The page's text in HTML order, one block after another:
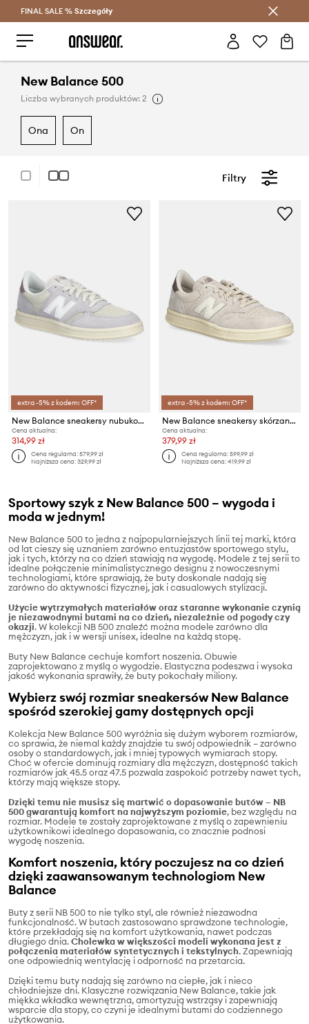
Oszczędzaj z Answear Club >
FINAL SALE % Szczegóły
New Balance 500
Liczba wybranych produktów: 2
ona on
Filtry
extra -5% z kodem: OFF*
New Balance sneakersy nubukowe CT500
Cena aktualna:
314,99 zł
Cena regularna:579,99 zł
Najniższa cena:329,99 zł
extra -5% z kodem: OFF*
New Balance sneakersy skórzane CT500
Cena aktualna:
379,99 zł
Cena regularna:599,99 zł
Najniższa cena:419,99 zł
Sportowy szyk z New Balance 500 – wygoda i
moda w jednym!
New Balance 500 to jedna z najpopularniejszych linii tej marki, która
od lat cieszy się uznaniem zarówno entuzjastów sportowego stylu,
jak i tych, którzy na co dzień stawiają na wygodę. Modele z tej serii to
idealne połączenie minimalistycznego designu z nowoczesnymi
technologiami, które sprawiają, że buty doskonale nadają się
zarówno do aktywności fizycznej, jak i casualowych stylizacji.
Użycie wytrzymałych materiałów oraz staranne wykonanie czynią
je niezawodnymi butami na co dzień, niezależnie od pogody czy
okazji. W kolekcji NB 500 znaleźć można modele zarówno dla
mężczyzn, jak i w wersji unisex, idealne na każdą stopę.
Buty New Balance cechuje komfort noszenia. Obuwie
zaprojektowano z myślą o wygodzie. Elastyczna podeszwa i wysoka
jakość wykonania sprawiły, że buty pokochały miliony.
Wybierz swój rozmiar sneakersów New Balance
spośród szerokiej gamy dostępnych opcji
Kolekcja New Balance 500 wyróżnia się dużym wyborem rozmiarów,
co sprawia, że niemal każdy znajdzie tu swój odpowiednik – zarówno
osoby o standardowych, jak i mniej typowych wymiarach stopy.
Choć w ofercie dominują rozmiary dla mężczyzn, dostępność takich
rozmiarów jak 45.5 oraz 47.5 pozwala zaspokoić potrzeby nawet tych,
którzy mają większe stopy.
Dzięki temu nie musisz się martwić o dopasowanie butów – NB
500 gwarantują komfort na najwyższym poziomie, bez względu na
rozmiar. Modele te zostały zaprojektowane z myślą o zapewnieniu
użytkownikowi idealnego dopasowania, co znacznie podnosi
wygodę noszenia.
Komfort noszenia, który poczujesz na co dzień
dzięki zaawansowanym technologiom New
Balance
Buty z serii NB 500 to nie tylko styl, ale również niezawodna
funkcjonalność. W butach zastosowano sprawdzone technologie,
które przekładają się na komfort użytkowania, nawet podczas
długiego dnia.Cholewka w większości modeli wykonana jest z
połączenia materiałów syntetycznych i tekstylnych. Zapewniają
one odpowiednią wentylację i odporność na przetarcia.
Dzięki temu buty nadają się zarówno na ciepłe, jak i nieco
chłodniejsze dni. Klasyczne rozwiązania New Balance, takie jak
miękka wkładka wewnętrzna, amortyzują wstrząsy i zapewniają
wsparcie dla stopy, co czyni je idealnymi butami do codziennego
użytkowania.